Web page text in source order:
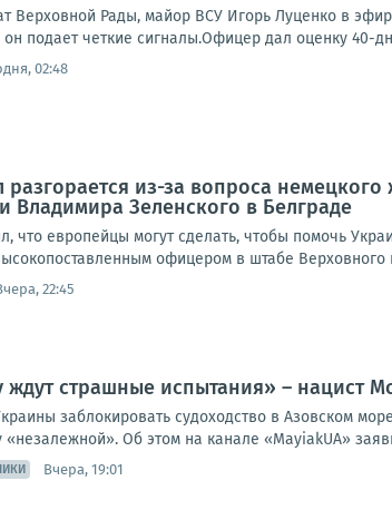
Верховной Рады, майор ВСУ Игорь Луценко в
он подает четкие сигналы.Офицер дал оценку 40-
02:48
разгорается из-за вопроса
Владимира Зеленского в Белграде
что европейцы могут сделать, чтобы помочь
офицером в штабе Верховного
22:45
ждут страшные испытания» – нацист
заблокировать судоходство в Азовском
«незалежной». Об этом на канале «MayiakUA»
Вчера, 19:01